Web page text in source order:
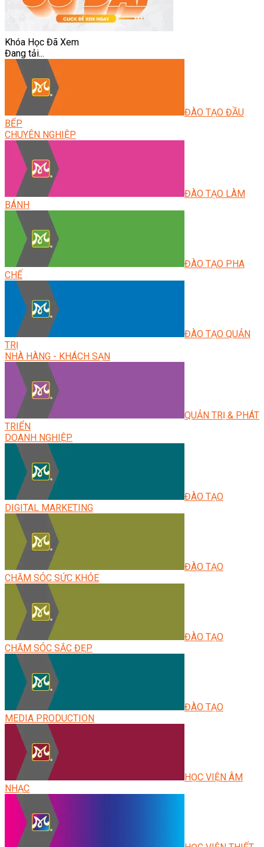
Khóa Học Đã Xem
Đang tải...
ĐÀO TẠO ĐẦU
BẾP
CHUYÊN NGHIỆP
ĐÀO TẠO LÀM
BÁNH
ĐÀO TẠO PHA
CHẾ
ĐÀO TẠO QUẢN
TRỊ
NHÀ HÀNG - KHÁCH SẠN
QUẢN TRỊ & PHÁT
TRIỂN
DOANH NGHIỆP
ĐÀO TẠO
DIGITAL MARKETING
ĐÀO TẠO
CHĂM SÓC SỨC KHỎE
ĐÀO TẠO
CHĂM SÓC SẮC ĐẸP
ĐÀO TẠO
MEDIA PRODUCTION
HỌC VIỆN ÂM
NHẠC